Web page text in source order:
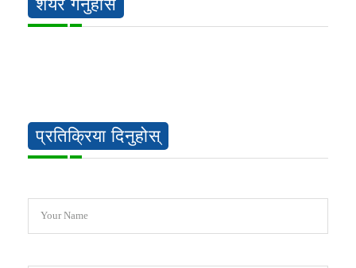
शेयर गर्नुहोस
प्रतिक्रिया दिनुहोस्
Your Name